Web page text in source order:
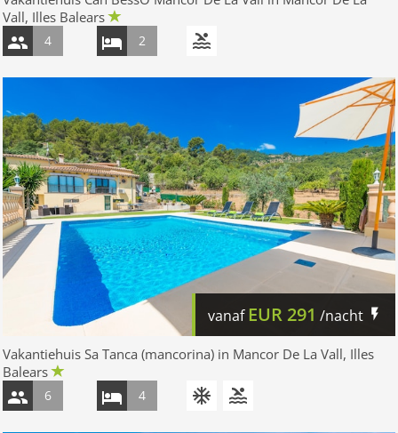
Vall, Illes Balears
4 2
vanaf EUR 291 /nacht
Vakantiehuis Sa Tanca (mancorina) in Mancor De La Vall, Illes
Balears
6 4